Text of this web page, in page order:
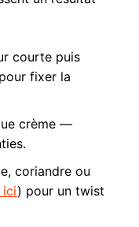
courte puis
fixer la
crème —
coriandre ou
ici) pour un twist